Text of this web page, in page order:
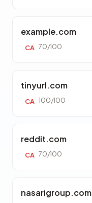
example.com
CA 70/100
tinyurl.com
CA 100/100
reddit.com
CA 70/100
nasarigroup.com